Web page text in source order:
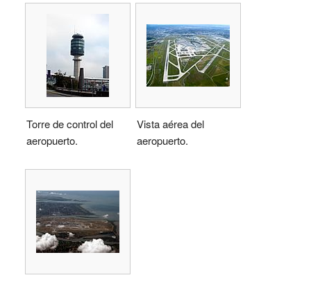
Torre de control del
aeropuerto.
Vista aérea del
aeropuerto.